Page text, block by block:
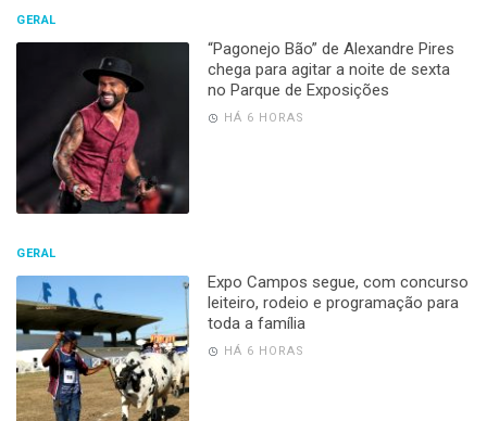
GERAL
“Pagonejo Bão” de Alexandre Pires
chega para agitar a noite de sexta
no Parque de Exposições
HÁ 6 HORAS
GERAL
Expo Campos segue, com concurso
leiteiro, rodeio e programação para
toda a família
HÁ 6 HORAS